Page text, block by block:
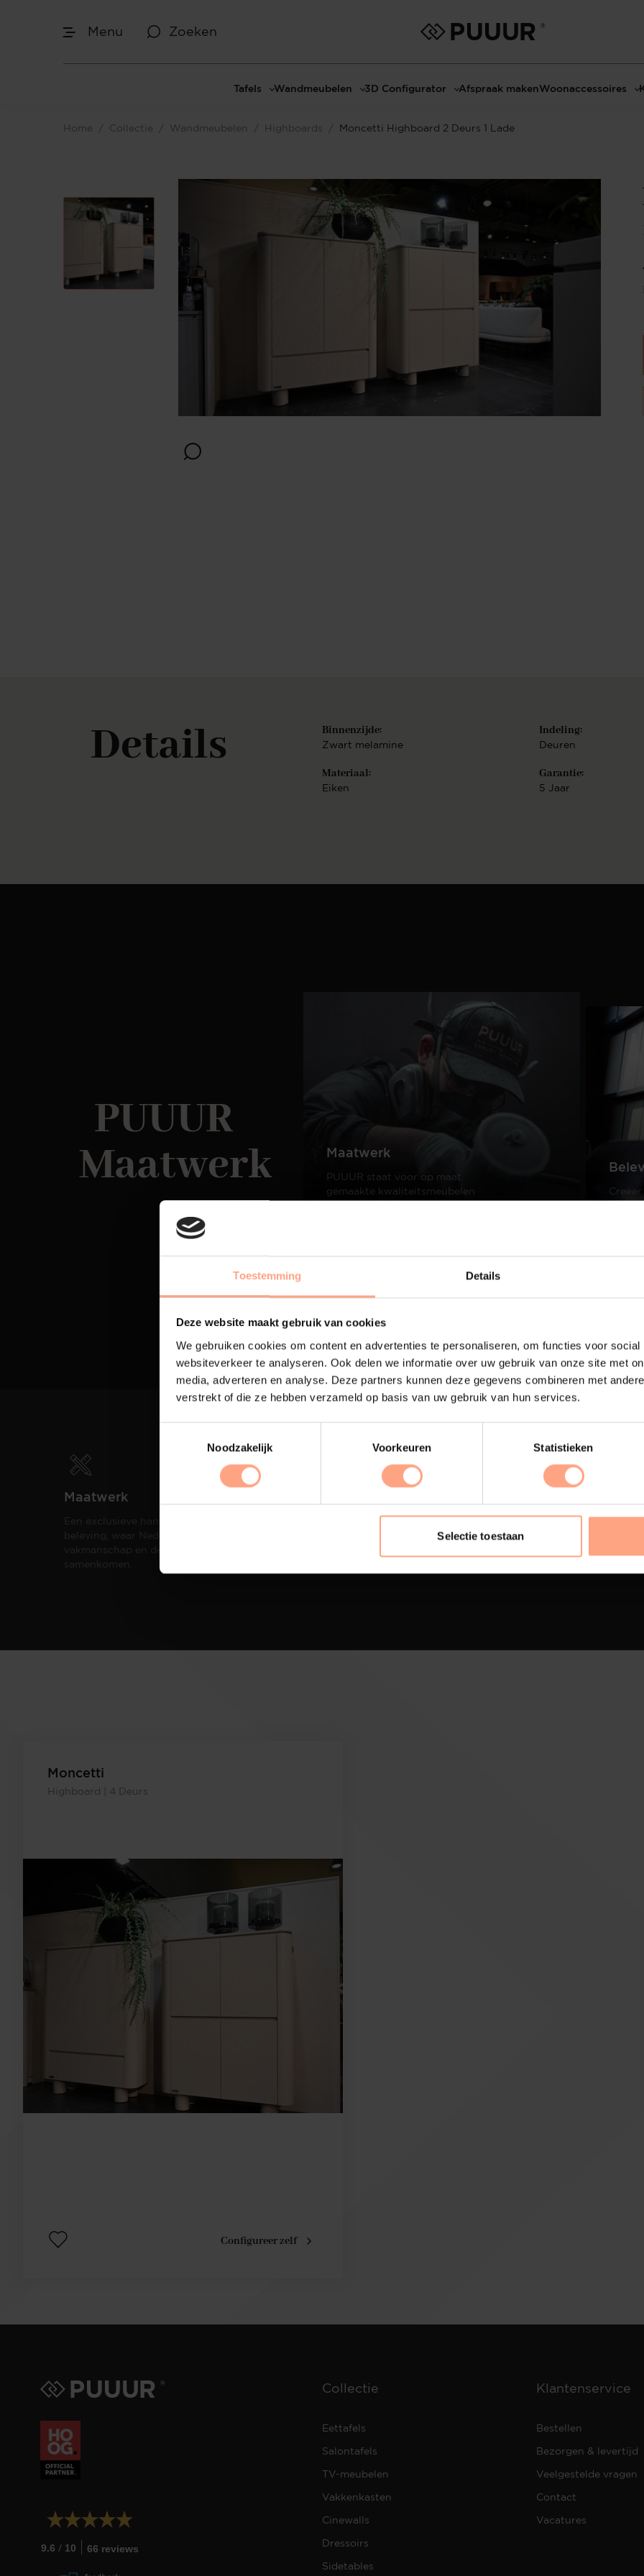
Toestemming Details
Deze website maakt gebruik van cookies
We gebruiken cookies om content en advertenties te personaliseren, om functies voor social
websiteverkeer te analyseren. Ook delen we informatie over uw gebruik van onze site met
media, adverteren en analyse. Deze partners kunnen deze gegevens combineren met
verstrekt of die ze hebben verzameld op basis van uw gebruik van hun services.
Noodzakelijk Voorkeuren Statistieken
Selectie toestaan
Menu Zoeken
Tafels Wandmeubelen
TV-wandmeubels
TV-paneel
Vakkenkasten
3D Configurator Afspraak makenWoonaccessoires
Spiegels
Home / Collectie / Wandmeubelen / Highboards / Moncetti Highboard 2 Deurs 1 Lade
Details Binnenzijde:
Zwart melamine
Indeling:
Deuren
Materiaal:
Eiken
Garantie:
5 Jaar
PUUUR
Maatwerk
Maatwerk
PUUUR staat voor op maat
gemaakte kwaliteitsmeubelen
Maatwerk
Een exclusieve handgemaakte
beleving, waar Nederlands
vakmanschap en design
samenkomen.
De meubelen worden in onze
eigen spuiterij afgewerkt met
PUUUR biedt volledige
ontzorging van eerste
Moncetti
Highboard | 4 Deurs
Configureer zelf
9.6 / 10 66 reviews
Collectie
Eettafels
Salontafels
TV-meubelen
Vakkenkasten
Cinewalls
Dressoirs
Sidetables
Klantenservice
Bestellen
Bezorgen & levertijd
Veelgestelde vragen
Contact
Vacatures
Afmetingen
jouw eigen vakkenkast. Begin bij het
bepalen van de gewenste afmetingen.
Afmetingen